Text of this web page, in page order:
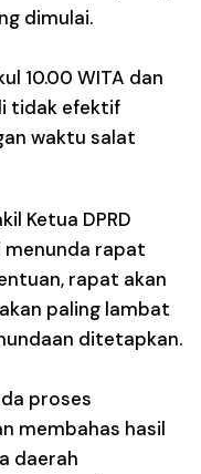
dimulai.
10.00 WITA dan
tidak efektif
waktu salat
Ketua DPRD
rapat
rapat akan
paling lambat
ditetapkan.
proses
membahas hasil
daerah